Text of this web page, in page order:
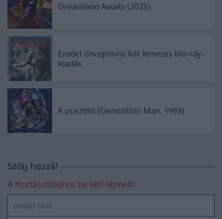
Dreamland Awaits (2025)
Eredet (Inception): Két lemezes blu-ray-
kiadás
A pusztító (Demolition Man, 1993)
Szólj hozzá!
A hozzászóláshoz be kell lépned!